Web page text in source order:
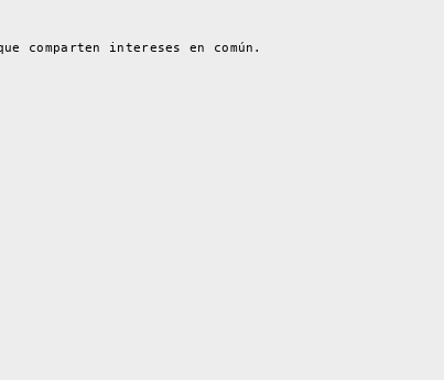
comparten intereses en común.